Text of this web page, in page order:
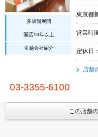
多店舗展開
開店10年以上
引越会社紹介
東京都
営業時
定休日
店舗
03-3355-6100
この店舗